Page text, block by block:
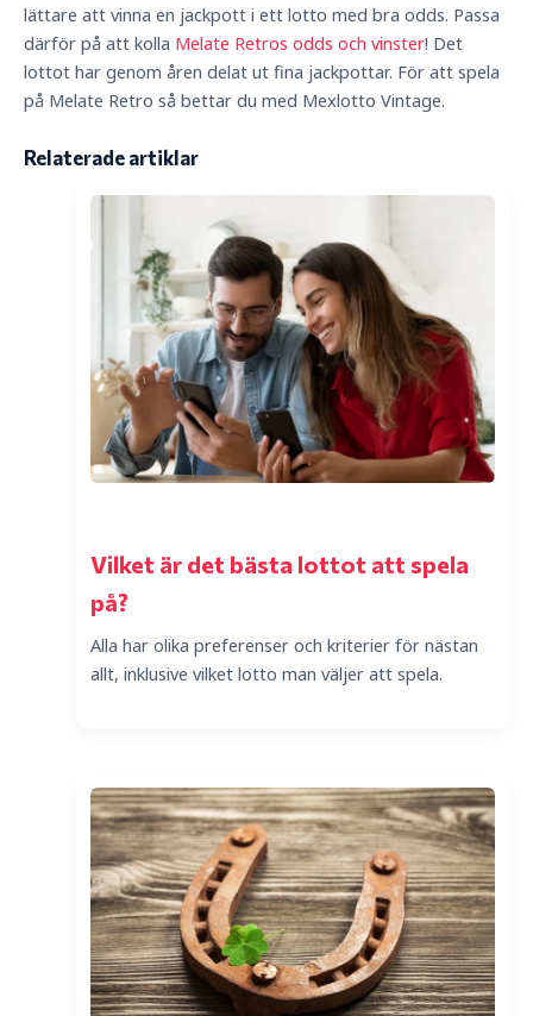
lättare att vinna en jackpott i ett lotto med bra odds. Passa
därför på att kolla Melate Retros odds och vinster! Det
lottot har genom åren delat ut fina jackpottar. För att spela
på Melate Retro så bettar du med Mexlotto Vintage.
Relaterade artiklar
Vilket är det bästa lottot att spela
på?
Alla har olika preferenser och kriterier för nästan
allt, inklusive vilket lotto man väljer att spela.